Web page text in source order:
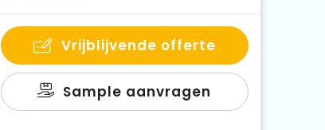
Vrijblijvende offerte
Sample aanvragen